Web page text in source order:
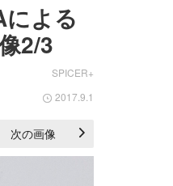
よる
2/3
SPICER+
2017.9.1
次の画像